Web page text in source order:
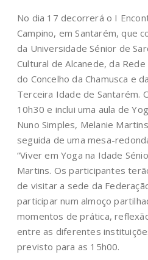
No dia 17 decorrerá o I
Campino, em Santarém, que
da Universidade Sénior de
Cultural de Alcanede, da
do Concelho da Chamusca e
Terceira Idade de Santarém.
10h30 e inclui uma aula de
Nuno Simples, Melanie
seguida de uma mesa-
“Viver em Yoga na Idade
Martins. Os participantes
de visitar a sede da
participar num almoço
momentos de prática,
entre as diferentes
previsto para as 15h00.